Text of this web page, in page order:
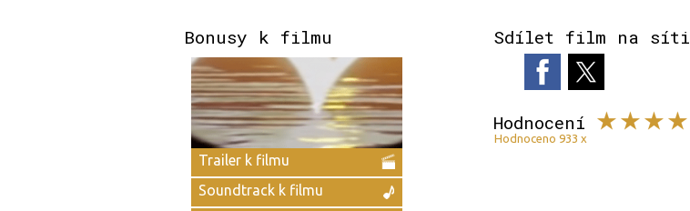
Bonusy k filmu
Trailer k filmu
Soundtrack k filmu
Sdílet film na síti
Hodnocení
Hodnoceno 933 x